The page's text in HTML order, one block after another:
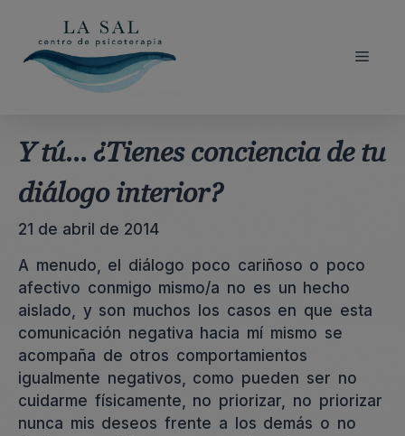
Menú
Y tú… ¿Tienes conciencia de tu
diálogo interior?
21 de abril de 2014
A menudo, el diálogo poco cariñoso o poco
afectivo conmigo mismo/a no es un hecho
aislado, y son muchos los casos en que esta
comunicación negativa hacia mí mismo se
acompaña de otros comportamientos
igualmente negativos, como pueden ser no
cuidarme físicamente, no priorizar, no priorizar
nunca mis deseos frente a los demás o no